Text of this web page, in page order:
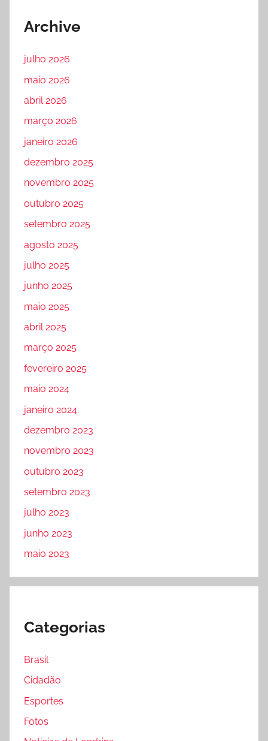
Archive
julho 2026
maio 2026
abril 2026
março 2026
janeiro 2026
dezembro 2025
novembro 2025
outubro 2025
setembro 2025
agosto 2025
julho 2025
junho 2025
maio 2025
abril 2025
março 2025
fevereiro 2025
maio 2024
janeiro 2024
dezembro 2023
novembro 2023
outubro 2023
setembro 2023
julho 2023
junho 2023
maio 2023
Categorias
Brasil
Cidadão
Esportes
Fotos